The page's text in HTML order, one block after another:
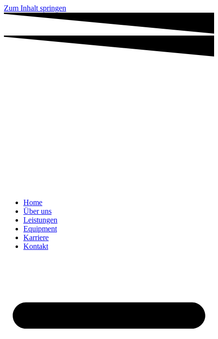
Zum Inhalt springen
Home
Über uns
Leistungen
Equipment
Karriere
Kontakt